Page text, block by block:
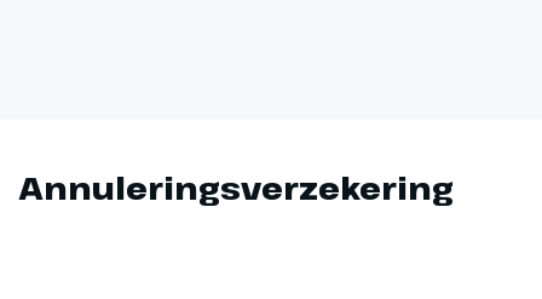
Annuleringsverzekering